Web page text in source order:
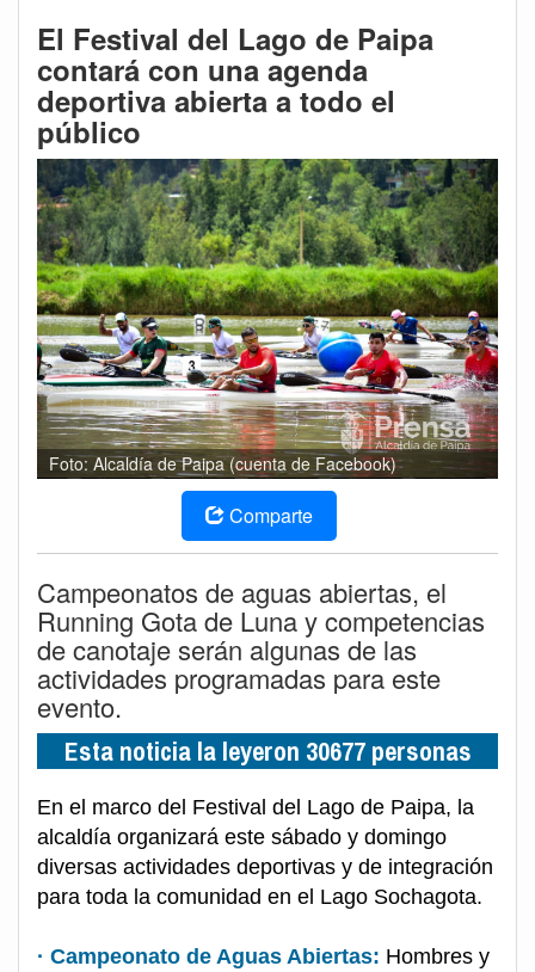
El Festival del Lago de Paipa
contará con una agenda
deportiva abierta a todo el
público
Foto: Alcaldía de Paipa (cuenta de Facebook)
Comparte
Campeonatos de aguas abiertas, el
Running Gota de Luna y competencias
de canotaje serán algunas de las
actividades programadas para este
evento.
Esta noticia la leyeron 30677 personas
En el marco del Festival del Lago de Paipa, la
alcaldía organizará este sábado y domingo
diversas actividades deportivas y de integración
para toda la comunidad en el Lago Sochagota.
· Campeonato de Aguas Abiertas: Hombres y